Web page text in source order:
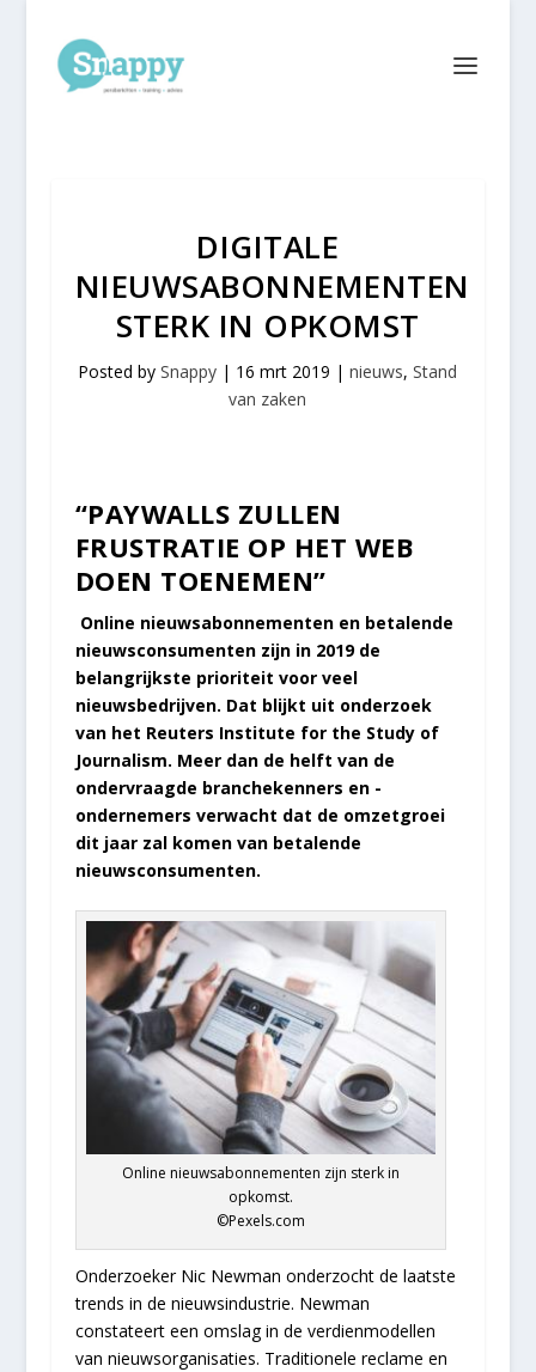
DIGITALE
NIEUWSABONNEMENTEN
STERK IN OPKOMST
Posted bySnappy | 16 mrt 2019 |nieuws,Stand
van zaken
“PAYWALLS ZULLEN
FRUSTRATIE OP HET WEB
DOEN TOENEMEN”
Online nieuwsabonnementen en betalende
nieuwsconsumenten zijn in 2019 de
belangrijkste prioriteit voor veel
nieuwsbedrijven. Dat blijkt uit onderzoek
van het Reuters Institute for the Study of
Journalism. Meer dan de helft van de
ondervraagde branchekenners en -
ondernemers verwacht dat de omzetgroei
dit jaar zal komen van betalende
nieuwsconsumenten.
Online nieuwsabonnementen zijn sterk in
opkomst.
©Pexels.com
Onderzoeker Nic Newman onderzocht de laatste
trends in de nieuwsindustrie. Newman
constateert een omslag in de verdienmodellen
van nieuwsorganisaties. Traditionele reclame en